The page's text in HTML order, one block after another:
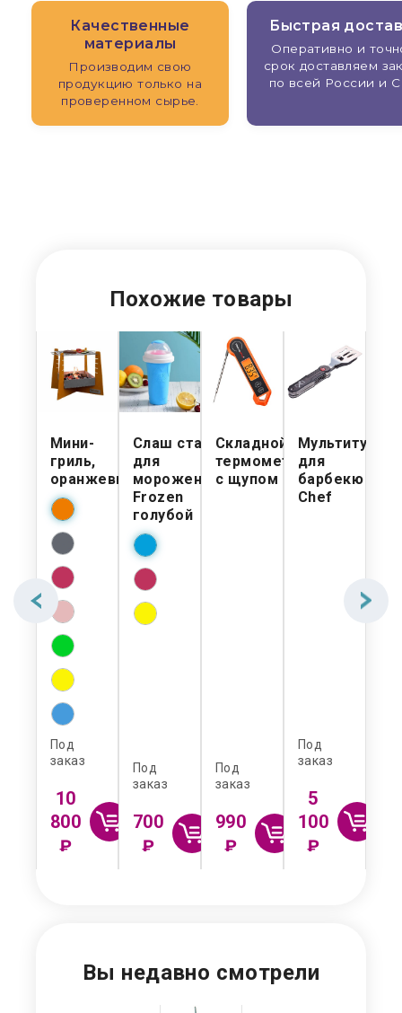
Качественные
материалы
Производим свою
продукцию только на
проверенном сырье.
Быстрая
Оперативно и
срок доставляем
по всей России и
Похожие товары
Мини-
гриль,
оранжевый
Под
заказ
10
800
₽
Слаш стакан
для
мороженого
Frozen
голубой
Под
заказ
700
₽
Складной
термометр
с щупом
Под
заказ
990
₽
Мультитул
для
барбекю
Chef
Под
заказ
5
100
₽
Вы недавно смотрели